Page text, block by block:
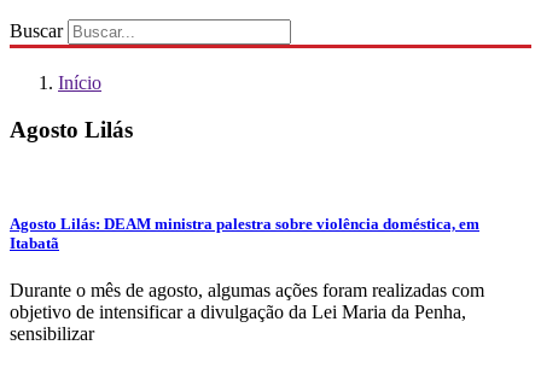
Buscar
Início
Agosto Lilás
Agosto Lilás: DEAM ministra palestra sobre violência doméstica, em
Itabatã
Durante o mês de agosto, algumas ações foram realizadas com
objetivo de intensificar a divulgação da Lei Maria da Penha,
sensibilizar